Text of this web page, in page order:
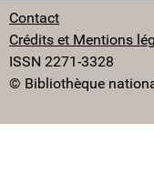
Contact
Crédits et Mentions
ISSN 2271-3328
© Bibliothèque